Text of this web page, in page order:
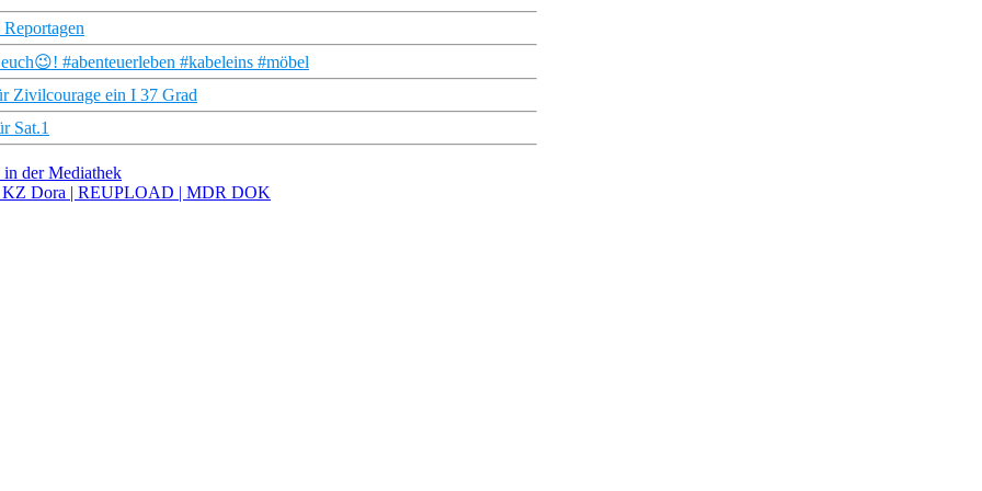
#abenteuerleben #kabeleins #möbel
Zivilcourage ein I 37 Grad
Sat.1
der Mediathek
KZ Dora | REUPLOAD | MDR DOK